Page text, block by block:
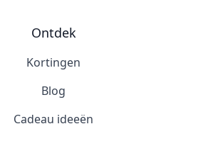
Ontdek
Kortingen
Blog
Cadeau ideeën